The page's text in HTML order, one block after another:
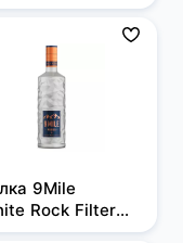
9Mile
Rock Filtered
37,5%